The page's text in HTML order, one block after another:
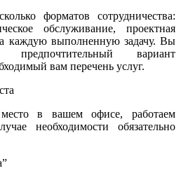
форматов сотрудничества:
обслуживание, проектная
каждую выполненную задачу. Вы
вариант
вам перечень услуг.
в вашем офисе, работаем
необходимости обязательно